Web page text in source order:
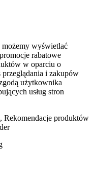
możemy wyświetlać
rabatowe
w oparciu o
i zakupów
użytkownika
usług stron
produktów